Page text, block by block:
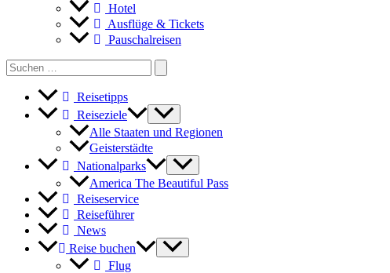
Hotel
Ausflüge & Tickets
Pauschalreisen
Search
for:
Reisetipps
Reiseziele
Alle Staaten und Regionen
Geisterstädte
Nationalparks
America The Beautiful Pass
Reiseservice
Reiseführer
News
Reise buchen
Flug